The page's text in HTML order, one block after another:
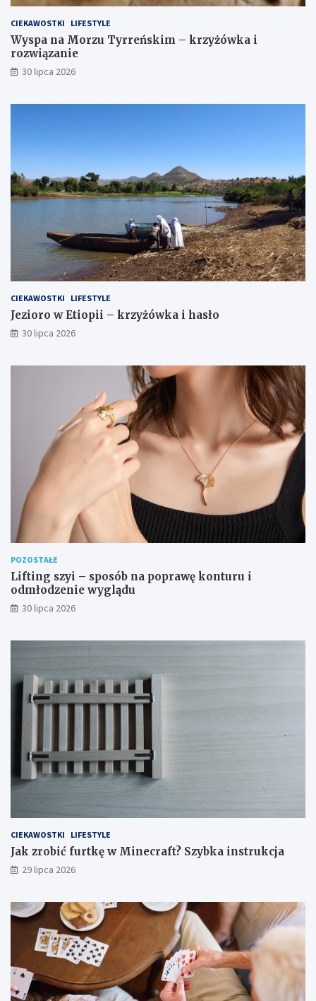
CIEKAWOSTKI LIFESTYLE
Wyspa na Morzu Tyrreńskim – krzyżówka i
rozwiązanie
30 lipca 2026
CIEKAWOSTKI LIFESTYLE
Jezioro w Etiopii – krzyżówka i hasło
30 lipca 2026
POZOSTAŁE
Lifting szyi – sposób na poprawę konturu i
odmłodzenie wyglądu
30 lipca 2026
CIEKAWOSTKI LIFESTYLE
Jak zrobić furtkę w Minecraft? Szybka instrukcja
29 lipca 2026